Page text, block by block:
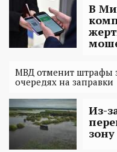
В
МВД отменит штрафы
очередях на заправки
Из-